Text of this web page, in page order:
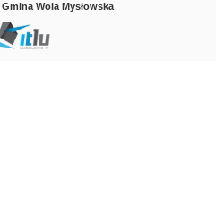
Wola Mysłowska